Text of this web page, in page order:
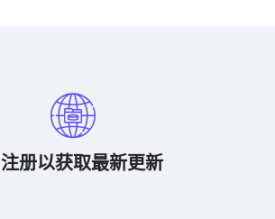
注册以获取最新更新